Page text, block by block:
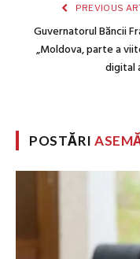
PREVIOUS
Guvernatorul Băncii
„Moldova, parte a
digital
POSTĂRI